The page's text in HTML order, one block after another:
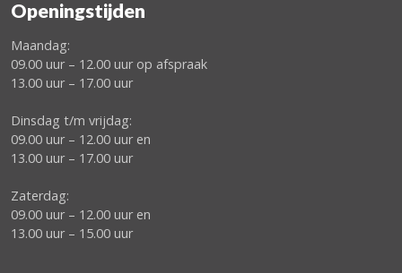
Openingstijden
Maandag:
09.00 uur – 12.00 uur op afspraak
13.00 uur – 17.00 uur
Dinsdag t/m vrijdag:
09.00 uur – 12.00 uur en
13.00 uur – 17.00 uur
Zaterdag:
09.00 uur – 12.00 uur en
13.00 uur – 15.00 uur